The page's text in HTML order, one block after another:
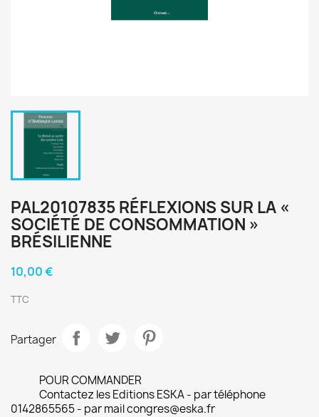
PAL20107835 RÉFLEXIONS SUR LA «
SOCIÉTÉ DE CONSOMMATION »
BRÉSILIENNE
10,00 €
TTC
Partager
POUR COMMANDER
Contactez les Editions ESKA - par téléphone
0142865565 - par mail congres@eska.fr